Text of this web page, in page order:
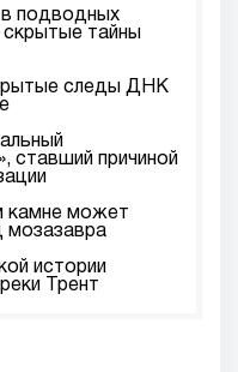
подводных
тайны
следы ДНК
ставший причиной
камне может
мозазавра
истории
Трент